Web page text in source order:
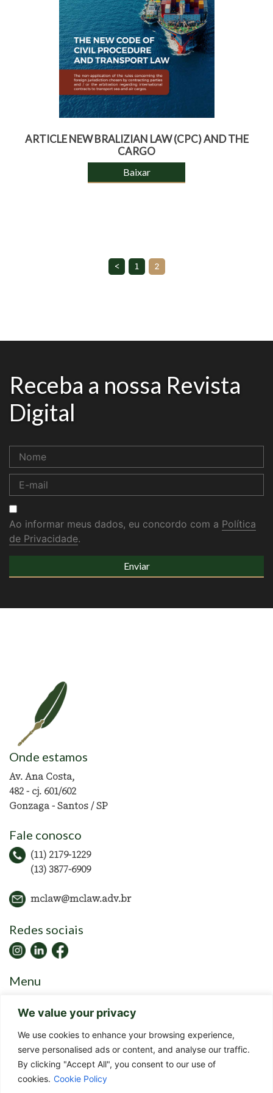
We value your privacy
We use cookies to enhance your browsing experience,
serve personalised ads or content, and analyse our traffic.
By clicking "Accept All", you consent to our use of
cookies. Cookie Policy
ARTICLE NEW BRALIZIAN LAW (CPC) AND THE
CARGO
Baixar
< 1 2
Receba a nossa Revista
Digital
Ao informar meus dados, eu concordo com a Política
de Privacidade.
Onde estamos
Av. Ana Costa,
482 - cj. 601/602
Gonzaga - Santos / SP
Fale conosco
(11) 2179-1229
(13) 3877-6909
mclaw@mclaw.adv.br
Redes sociais
Menu
Escritório
Equipe
Artigos
Eventos